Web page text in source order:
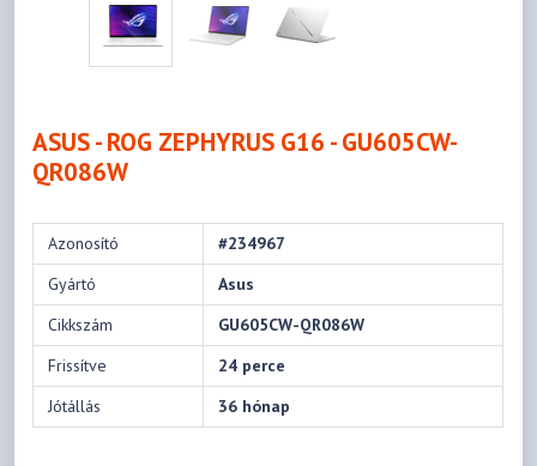
ASUS - ROG ZEPHYRUS G16 - GU605CW-
QR086W
Azonosító
#234967
Gyártó
Asus
Cikkszám
GU605CW-QR086W
Frissítve
24 perce
Jótállás
36 hónap